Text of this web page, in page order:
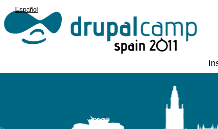
Español
English